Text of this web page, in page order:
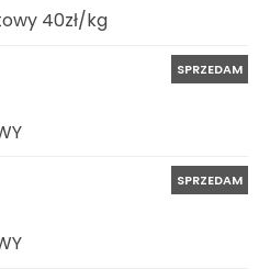
40zł/kg
SPRZEDAM
SPRZEDAM